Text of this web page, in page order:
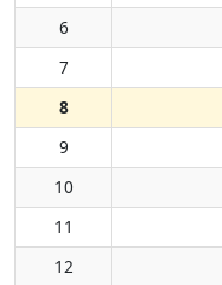
6
7
8
9
10
11
12